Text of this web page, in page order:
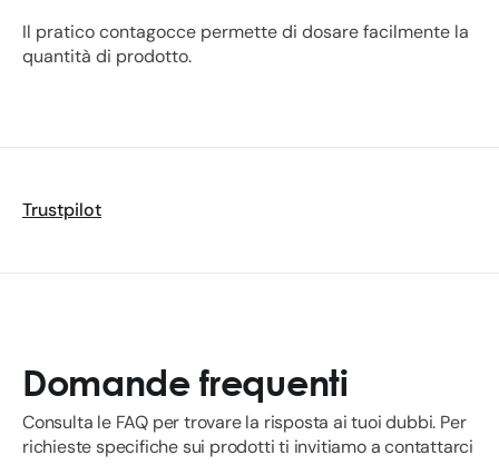
Il pratico contagocce permette di dosare facilmente la
quantità di prodotto.
Trustpilot
Domande frequenti
Consulta le FAQ per trovare la risposta ai tuoi dubbi. Per
richieste specifiche sui prodotti ti invitiamo a contattarci